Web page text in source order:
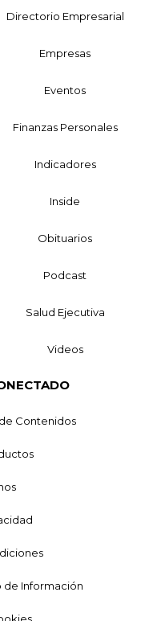
Directorio Empresarial
Empresas
Eventos
Finanzas Personales
Indicadores
Inside
Obituarios
Podcast
Salud Ejecutiva
Videos
Contenidos
de Información